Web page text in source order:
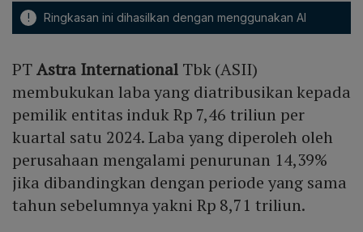
! Ringkasan ini dihasilkan dengan menggunakan AI
PTAstra International Tbk (ASII)
membukukan laba yang diatribusikan kepada
pemilik entitas induk Rp 7,46 triliun per
kuartal satu 2024. Laba yang diperoleh oleh
perusahaan mengalami penurunan 14,39%
jika dibandingkan dengan periode yang sama
tahun sebelumnya yakni Rp 8,71 triliun.